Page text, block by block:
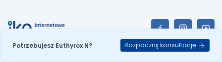
Potrzebujesz Euthyrox N? Rozpocznij konsultację
E-recepta.net © 2026. All Rights Reserved |Mapa serwisu